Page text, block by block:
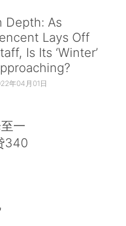
Depth: As
Lays Off
Is Its ‘Winter’
年04月01日
一
340